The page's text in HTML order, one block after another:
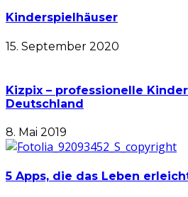
Kinderspielhäuser
15. September 2020
Kizpix – professionelle
Deutschland
8. Mai 2019
5 Apps, die das Leben